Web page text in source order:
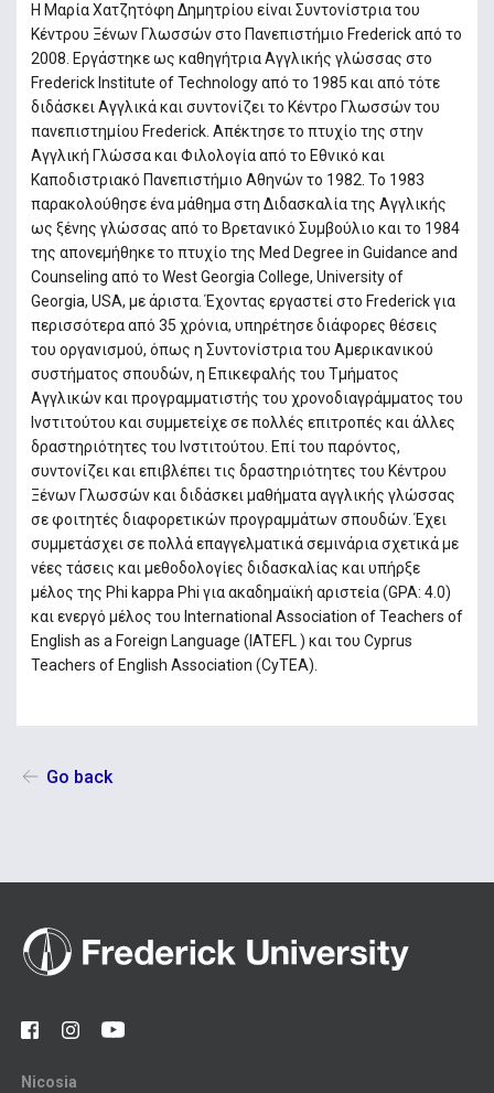
Η Μαρία Χατζητόφη Δημητρίου είναι Συντονίστρια του
Κέντρου Ξένων Γλωσσών στο Πανεπιστήμιο Frederick από το
2008. Εργάστηκε ως καθηγήτρια Αγγλικής γλώσσας στο
Frederick Institute of Technology από το 1985 και από τότε
διδάσκει Αγγλικά και συντονίζει το Κέντρο Γλωσσών του
πανεπιστημίου Frederick. Απέκτησε το πτυχίο της στην
Αγγλική Γλώσσα και Φιλολογία από το Εθνικό και
Καποδιστριακό Πανεπιστήμιο Αθηνών το 1982. Το 1983
παρακολούθησε ένα μάθημα στη Διδασκαλία της Αγγλικής
ως ξένης γλώσσας από το Βρετανικό Συμβούλιο και το 1984
της απονεμήθηκε το πτυχίο της Med Degree in Guidance and
Counseling από το West Georgia College, University of
Georgia, USA, με άριστα. Έχοντας εργαστεί στο Frederick για
περισσότερα από 35 χρόνια, υπηρέτησε διάφορες θέσεις
του οργανισμού, όπως η Συντονίστρια του Αμερικανικού
συστήματος σπουδών, η Επικεφαλής του Τμήματος
Αγγλικών και προγραμματιστής του χρονοδιαγράμματος του
Ινστιτούτου και συμμετείχε σε πολλές επιτροπές και άλλες
δραστηριότητες του Ινστιτούτου. Επί του παρόντος,
συντονίζει και επιβλέπει τις δραστηριότητες του Κέντρου
Ξένων Γλωσσών και διδάσκει μαθήματα αγγλικής γλώσσας
σε φοιτητές διαφορετικών προγραμμάτων σπουδών. Έχει
συμμετάσχει σε πολλά επαγγελματικά σεμινάρια σχετικά με
νέες τάσεις και μεθοδολογίες διδασκαλίας και υπήρξε
μέλος της Phi kappa Phi για ακαδημαϊκή αριστεία (GPA: 4.0)
και ενεργό μέλος του International Association of Teachers of
English as a Foreign Language (IATEFL ) και του Cyprus
Teachers of English Association (CyTEA).
Go back
Nicosia